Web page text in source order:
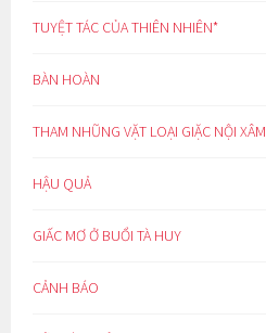
TUYỆT TÁC CỦA THIÊN NHIÊN*
BÀN HOÀN
THAM NHŨNG VẶT LOẠI GIẶC NỘI XÂM
HẬU QUẢ
GIẤC MƠ Ở BUỔI TÀ HUY
CẢNH BÁO